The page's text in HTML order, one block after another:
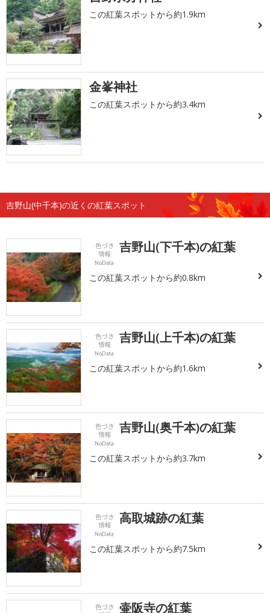
この紅葉スポットから約1.9km
金峯神社
この紅葉スポットから約3.4km
吉野山(中千本)の近くの紅葉スポット
吉野山(下千本)の紅葉
この紅葉スポットから約0.8km
吉野山(上千本)の紅葉
この紅葉スポットから約1.6km
吉野山(奥千本)の紅葉
この紅葉スポットから約3.7km
高取城跡の紅葉
この紅葉スポットから約7.5km
壷阪寺の紅葉